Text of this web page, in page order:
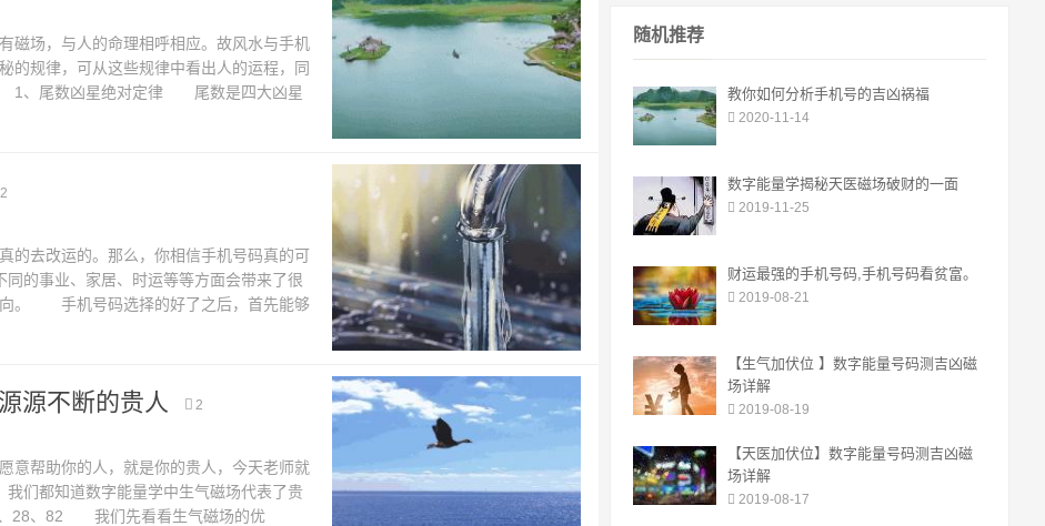
场，与人的命理相呼相应。故风水与手机
规律，可从这些规律中看出人的运程，同
1、尾数凶星绝对定律 尾数是四大凶星
姻不顺、易引发离婚现象，并且健康也会出
2
去改运的。那么，你相信手机号码真的可
的事业、家居、时运等等方面会带来了很
向。 手机号码选择的好了之后，首先能够
可以有幸找到一个非常好的对象。结婚的人
源不断的贵人 2
帮助你的人，就是你的贵人，今天老师就
们都知道数字能量学中生气磁场代表了贵
28、82 我们先看看生气磁场的优
随机推荐
教你如何分析手机号的吉凶祸福
2020-11-14
数字能量学揭秘天医磁场破财的一面
2019-11-25
财运最强的手机号码,手机号码看贫富。
2019-08-21
【生气加伏位 】数字能量号码测吉凶磁
场详解
2019-08-19
【天医加伏位】数字能量号码测吉凶磁
场详解
2019-08-17